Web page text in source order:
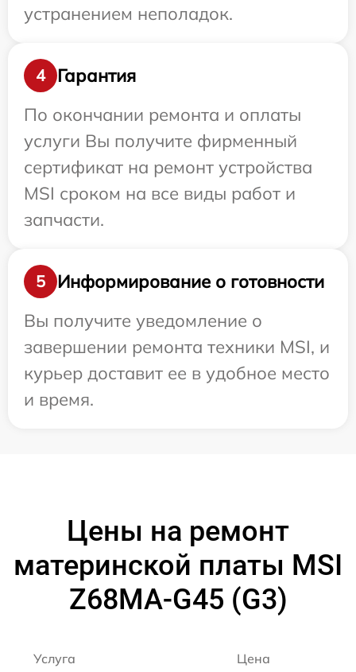
устранением неполадок.
4
Гарантия
По окончании ремонта и оплаты
услуги Вы получите фирменный
сертификат на ремонт устройства
MSI сроком на все виды работ и
запчасти.
5
Информирование о готовности
Вы получите уведомление о
завершении ремонта техники MSI, и
курьер доставит ее в удобное место
и время.
Цены на ремонт
материнской платы MSI
Z68MA-G45 (G3)
Услуга Цена